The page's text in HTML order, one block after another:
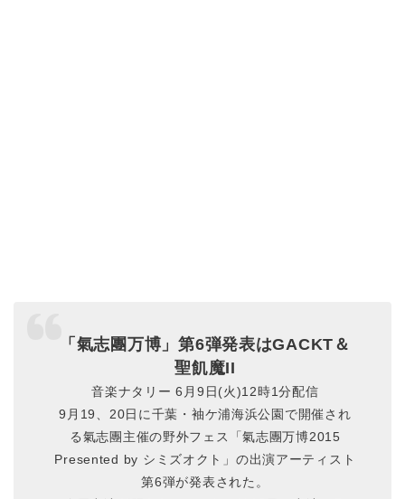
「氣志團万博」第6弾発表はGACKT＆
聖飢魔II
音楽ナタリー 6月9日(火)12時1分配信
9月19、20日に千葉・袖ケ浦海浜公園で開催され
る氣志團主催の野外フェス「氣志團万博2015
Presented by シミズオクト」の出演アーティスト
第6弾が発表された。